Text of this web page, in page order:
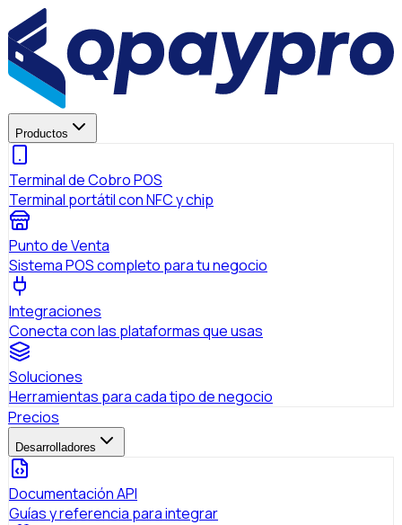
Productos
Terminal de Cobro POS
Terminal portátil con NFC y chip
Punto de Venta
Sistema POS completo para tu negocio
Integraciones
Conecta con las plataformas que usas
Soluciones
Herramientas para cada tipo de negocio
Precios
Desarrolladores
Documentación API
Guías y referencia para integrar